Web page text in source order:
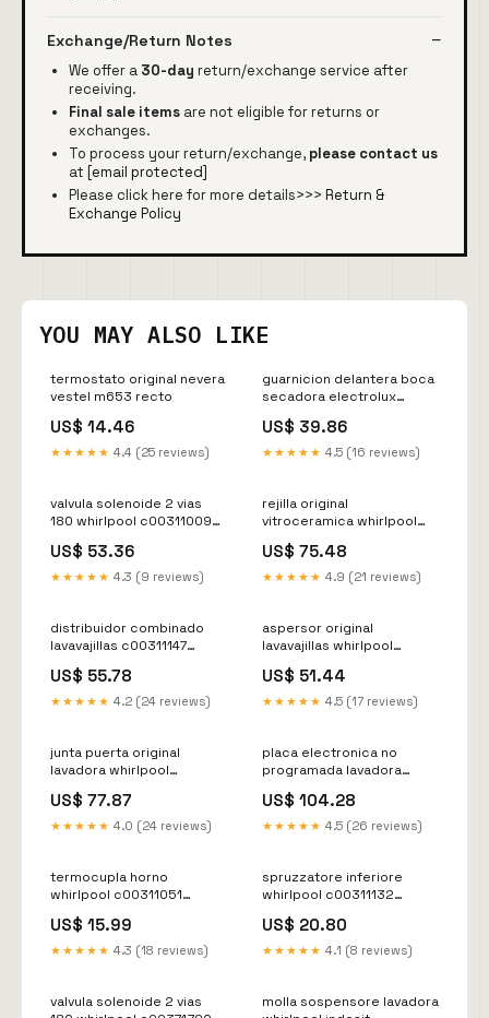
Exchange/Return Notes
We offer a 30-day return/exchange service after
receiving.
Final sale items are not eligible for returns or
exchanges.
To process your return/exchange, please contact us
at [email protected]
Please click here for more details>>> Return &
Exchange Policy
YOU MAY ALSO LIKE
termostato original nevera
vestel m653 recto
US$ 14.46
★★★★★ 4.4 (25 reviews)
guarnicion delantera boca
secadora electrolux
rodante
US$ 39.86
★★★★★ 4.5 (16 reviews)
valvula solenoide 2 vias
180 whirlpool c00311009
US$ 53.36
★★★★★ 4.3 (9 reviews)
rejilla original
vitroceramica whirlpool
US$ 75.48
★★★★★ 4.9 (21 reviews)
distribuidor combinado
lavavajillas c00311147
US$ 55.78
★★★★★ 4.2 (24 reviews)
aspersor original
lavavajillas whirlpool
experience
US$ 51.44
★★★★★ 4.5 (17 reviews)
junta puerta original
lavadora whirlpool
US$ 77.87
★★★★★ 4.0 (24 reviews)
placa electronica no
programada lavadora
de puerta (goma escotilla)
US$ 104.28
★★★★★ 4.5 (26 reviews)
termocupla horno
whirlpool c00311051
US$ 15.99
★★★★★ 4.3 (18 reviews)
spruzzatore inferiore
whirlpool c00311132
US$ 20.80
★★★★★ 4.1 (8 reviews)
valvula solenoide 2 vias
molla sospensore lavadora